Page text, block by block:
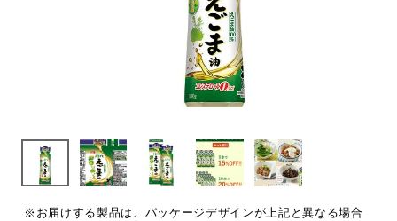
※お届けする製品は、パッケージデザインが上記と異なる場合